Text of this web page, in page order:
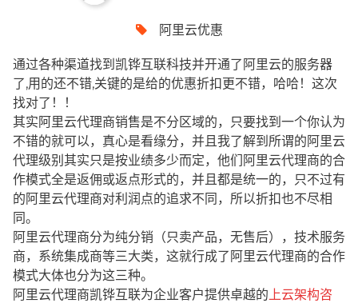
阿里云优惠
通过各种渠道找到凯铧互联科技并开通了阿里云的服务器
了,用的还不错,关键的是给的优惠折扣更不错，哈哈！这次
找对了！！
其实阿里云代理商销售是不分区域的，只要找到一个你认为
不错的就可以，真心是看缘分，并且我了解到所谓的阿里云
代理级别其实只是按业绩多少而定，他们阿里云代理商的合
作模式全是返佣或返点形式的，并且都是统一的，只不过有
的阿里云代理商对利润点的追求不同，所以折扣也不尽相
同。
阿里云代理商分为纯分销（只卖产品，无售后），技术服务
商，系统集成商等三大类，这就行成了阿里云代理商的合作
模式大体也分为这三种。
阿里云代理商凯铧互联为企业客户提供卓越的 上云架构咨